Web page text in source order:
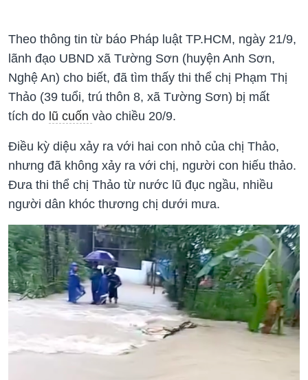
Theo thông tin từ báo Pháp luật TP.HCM, ngày 21/9,
lãnh đạo UBND xã Tường Sơn (huyện Anh Sơn,
Nghệ An) cho biết, đã tìm thấy thi thể chị Phạm Thị
Thảo (39 tuổi, trú thôn 8, xã Tường Sơn) bị mất
tích do lũ cuốn vào chiều 20/9.
Điều kỳ diệu xảy ra với hai con nhỏ của chị Thảo,
nhưng đã không xảy ra với chị, người con hiếu thảo.
Đưa thi thể chị Thảo từ nước lũ đục ngầu, nhiều
người dân khóc thương chị dưới mưa.